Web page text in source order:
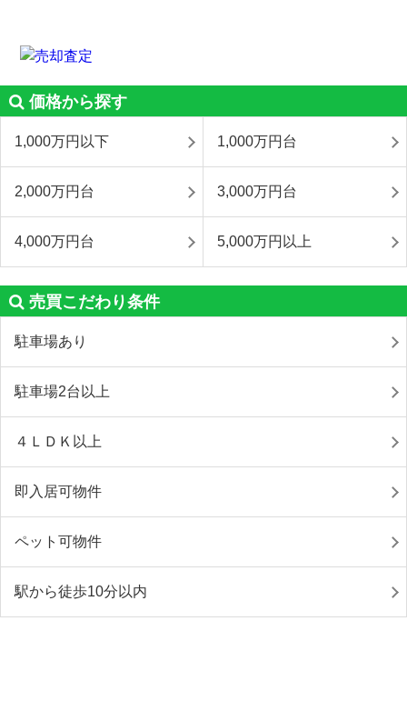
価格から探す
1,000万円以下 1,000万円台
2,000万円台 3,000万円台
4,000万円台 5,000万円以上
売買こだわり条件
駐車場あり
駐車場2台以上
４ＬＤＫ以上
即入居可物件
ペット可物件
駅から徒歩10分以内